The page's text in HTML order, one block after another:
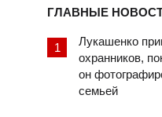
ГЛАВНЫЕ
Лукашенко
охранников,
он
семьей